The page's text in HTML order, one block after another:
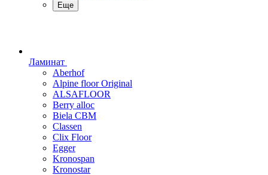
Еще
Ламинат
Aberhof
Alpine floor Original
ALSAFLOOR
Berry alloc
Biela CBM
Classen
Clix Floor
Egger
Kronospan
Kronostar